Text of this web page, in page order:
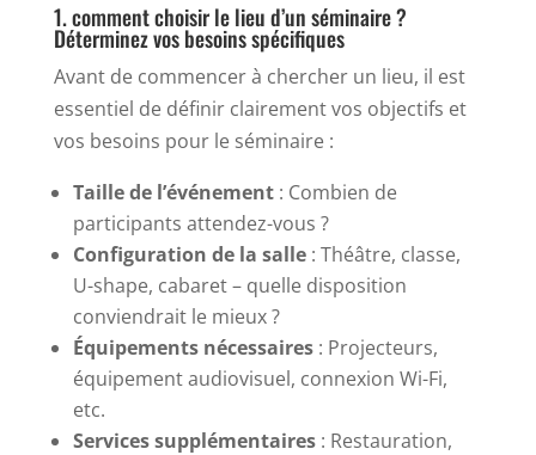
1. comment choisir le lieu d’un séminaire ?
Déterminez vos besoins spécifiques
Avant de commencer à chercher un lieu, il est
essentiel de définir clairement vos objectifs et
vos besoins pour le séminaire :
Taille de l’événement: Combien de
participants attendez-vous ?
Configuration de la salle: Théâtre, classe,
U-shape, cabaret – quelle disposition
conviendrait le mieux ?
Équipements nécessaires: Projecteurs,
équipement audiovisuel, connexion Wi-Fi,
etc.
Services supplémentaires: Restauration,